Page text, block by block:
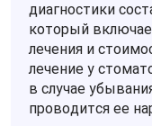
диагностики
который
лечения и
лечение у
в случае
проводится ее